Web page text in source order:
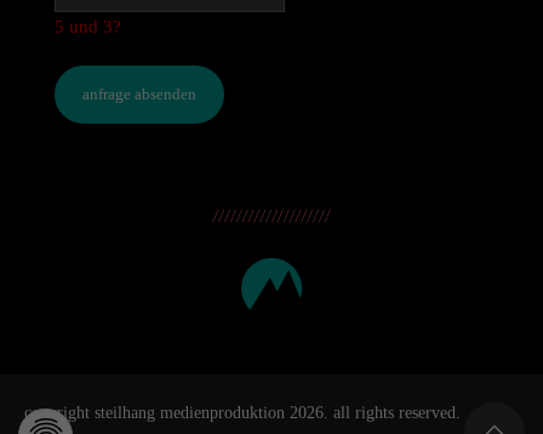
5 und 3?
anfrage absenden
copyright steilhang medienproduktion 2026. all rights reserved.